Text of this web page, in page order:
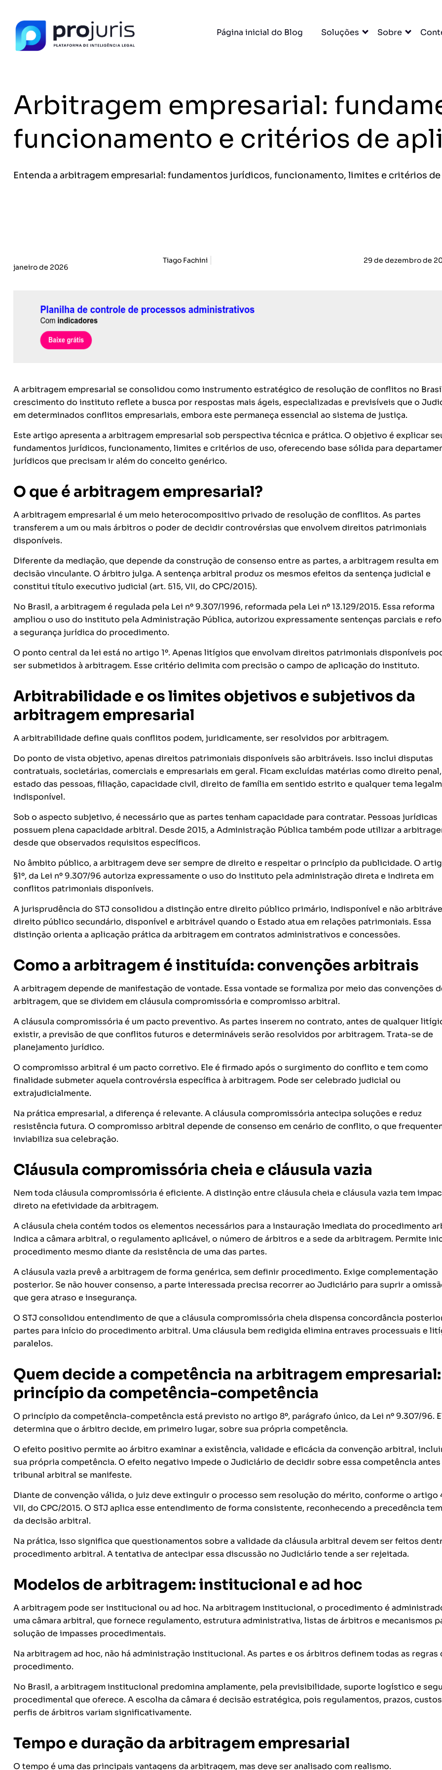
Página inicial do Blog Soluções Sobre
Arbitragem empresarial:
funcionamento e critérios de
Entenda a arbitragem empresarial: fundamentos jurídicos, funcionamento, limites e critérios
Tiago Fachini 29 de dezembro de
janeiro de 2026
A arbitragem empresarial se consolidou como instrumento estratégico de resolução de conflitos no
crescimento do instituto reflete a busca por respostas mais ágeis, especializadas e previsíveis que o
em determinados conflitos empresariais, embora este permaneça essencial ao sistema de justiça.
Este artigo apresenta a arbitragem empresarial sob perspectiva técnica e prática. O objetivo é explicar
fundamentos jurídicos, funcionamento, limites e critérios de uso, oferecendo base sólida para
jurídicos que precisam ir além do conceito genérico.
O que é arbitragem empresarial?
A arbitragem empresarial é um meio heterocompositivo privado de resolução de conflitos. As partes
transferem a um ou mais árbitros o poder de decidir controvérsias que envolvem direitos patrimoniais
disponíveis.
Diferente da mediação, que depende da construção de consenso entre as partes, a arbitragem resulta em
decisão vinculante. O árbitro julga. A sentença arbitral produz os mesmos efeitos da sentença judicial e
constitui título executivo judicial (art. 515, VII, do CPC/2015).
No Brasil, a arbitragem é regulada pela Lei nº 9.307/1996, reformada pela Lei nº 13.129/2015. Essa reforma
ampliou o uso do instituto pela Administração Pública, autorizou expressamente sentenças parciais e
a segurança jurídica do procedimento.
O ponto central da lei está no artigo 1º. Apenas litígios que envolvam direitos patrimoniais disponíveis
ser submetidos à arbitragem. Esse critério delimita com precisão o campo de aplicação do instituto.
Arbitrabilidade e os limites objetivos e subjetivos da
arbitragem empresarial
A arbitrabilidade define quais conflitos podem, juridicamente, ser resolvidos por arbitragem.
Do ponto de vista objetivo, apenas direitos patrimoniais disponíveis são arbitráveis. Isso inclui disputas
contratuais, societárias, comerciais e empresariais em geral. Ficam excluídas matérias como direito penal,
estado das pessoas, filiação, capacidade civil, direito de família em sentido estrito e qualquer tema
indisponível.
Sob o aspecto subjetivo, é necessário que as partes tenham capacidade para contratar. Pessoas jurídicas
possuem plena capacidade arbitral. Desde 2015, a Administração Pública também pode utilizar a
desde que observados requisitos específicos.
No âmbito público, a arbitragem deve ser sempre de direito e respeitar o princípio da publicidade. O
§1º, da Lei nº 9.307/96 autoriza expressamente o uso do instituto pela administração direta e indireta em
conflitos patrimoniais disponíveis.
A jurisprudência do STJ consolidou a distinção entre direito público primário, indisponível e não
direito público secundário, disponível e arbitrável quando o Estado atua em relações patrimoniais. Essa
distinção orienta a aplicação prática da arbitragem em contratos administrativos e concessões.
Como a arbitragem é instituída: convenções arbitrais
A arbitragem depende de manifestação de vontade. Essa vontade se formaliza por meio das convenções
arbitragem, que se dividem em cláusula compromissória e compromisso arbitral.
A cláusula compromissória é um pacto preventivo. As partes inserem no contrato, antes de qualquer
existir, a previsão de que conflitos futuros e determináveis serão resolvidos por arbitragem. Trata-se de
planejamento jurídico.
O compromisso arbitral é um pacto corretivo. Ele é firmado após o surgimento do conflito e tem como
finalidade submeter aquela controvérsia específica à arbitragem. Pode ser celebrado judicial ou
extrajudicialmente.
Na prática empresarial, a diferença é relevante. A cláusula compromissória antecipa soluções e reduz
resistência futura. O compromisso arbitral depende de consenso em cenário de conflito, o que
inviabiliza sua celebração.
Cláusula compromissória cheia e cláusula vazia
Nem toda cláusula compromissória é eficiente. A distinção entre cláusula cheia e cláusula vazia tem
direto na efetividade da arbitragem.
A cláusula cheia contém todos os elementos necessários para a instauração imediata do procedimento
Indica a câmara arbitral, o regulamento aplicável, o número de árbitros e a sede da arbitragem. Permite
procedimento mesmo diante da resistência de uma das partes.
A cláusula vazia prevê a arbitragem de forma genérica, sem definir procedimento. Exige complementação
posterior. Se não houver consenso, a parte interessada precisa recorrer ao Judiciário para suprir a
que gera atraso e insegurança.
O STJ consolidou entendimento de que a cláusula compromissória cheia dispensa concordância
partes para início do procedimento arbitral. Uma cláusula bem redigida elimina entraves processuais e
paralelos.
Quem decide a competência na arbitragem empresarial:
princípio da competência-competência
O princípio da competência-competência está previsto no artigo 8º, parágrafo único, da Lei nº 9.307/96.
determina que o árbitro decide, em primeiro lugar, sobre sua própria competência.
O efeito positivo permite ao árbitro examinar a existência, validade e eficácia da convenção arbitral,
sua própria competência. O efeito negativo impede o Judiciário de decidir sobre essa competência antes
tribunal arbitral se manifeste.
Diante de convenção válida, o juiz deve extinguir o processo sem resolução do mérito, conforme o artigo
VII, do CPC/2015. O STJ aplica esse entendimento de forma consistente, reconhecendo a precedência
da decisão arbitral.
Na prática, isso significa que questionamentos sobre a validade da cláusula arbitral devem ser feitos
procedimento arbitral. A tentativa de antecipar essa discussão no Judiciário tende a ser rejeitada.
Modelos de arbitragem: institucional e ad hoc
A arbitragem pode ser institucional ou ad hoc. Na arbitragem institucional, o procedimento é
uma câmara arbitral, que fornece regulamento, estrutura administrativa, listas de árbitros e mecanismos
solução de impasses procedimentais.
Na arbitragem ad hoc, não há administração institucional. As partes e os árbitros definem todas as regras
procedimento.
No Brasil, a arbitragem institucional predomina amplamente, pela previsibilidade, suporte logístico e
procedimental que oferece. A escolha da câmara é decisão estratégica, pois regulamentos, prazos,
perfis de árbitros variam significativamente.
Tempo e duração da arbitragem empresarial
O tempo é uma das principais vantagens da arbitragem, mas deve ser analisado com realismo.
Gere petições e tire dúvidas jurídicas instantâneamente.
Gratuito e sem cadastro.
Gestão de Contratos